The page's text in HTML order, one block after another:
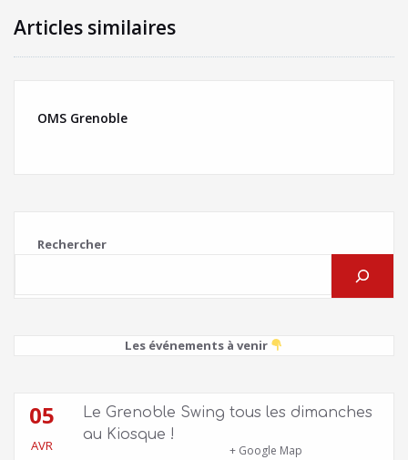
Articles similaires
OMS Grenoble
Rechercher
Les événements à venir
05
AVR
Le Grenoble Swing tous les dimanches
au Kiosque !
+ Google Map